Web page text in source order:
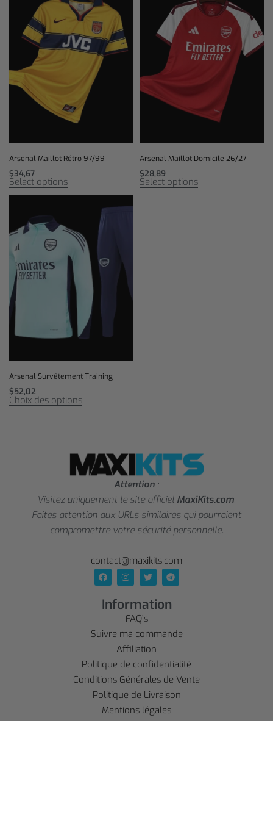
Arsenal Maillot Rétro 97/99
$34,67
Select options
Arsenal Maillot Domicile 26/27
$28,89
Select options
Arsenal Survêtement Training
$52,02
Choix des options
Attention :
Visitez uniquement le site officiel MaxiKits.com.
Faites attention aux URLs similaires qui pourraient
compromettre votre sécurité personnelle.
contact@maxikits.com
Information
FAQ’s
Suivre ma commande
Affiliation
Politique de confidentialité
Conditions Générales de Vente
Politique de Livraison
Mentions légales